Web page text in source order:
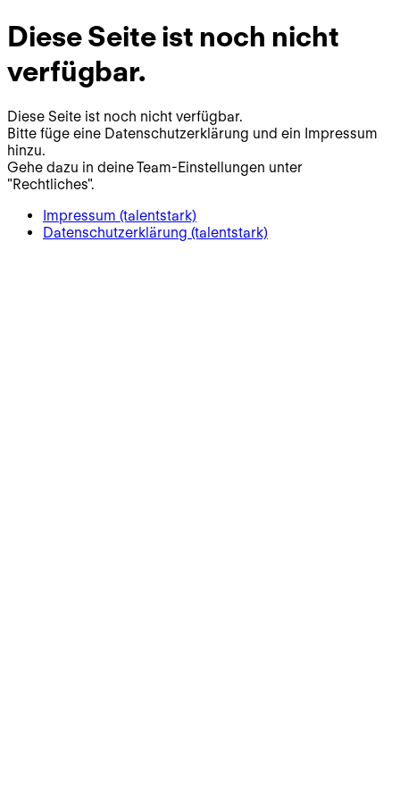
Diese Seite ist noch nicht
verfügbar.
Diese Seite ist noch nicht verfügbar.
Bitte füge eine Datenschutzerklärung und ein Impressum
hinzu.
Gehe dazu in deine Team-Einstellungen unter
"Rechtliches".
Impressum (talentstark)
Datenschutzerklärung (talentstark)